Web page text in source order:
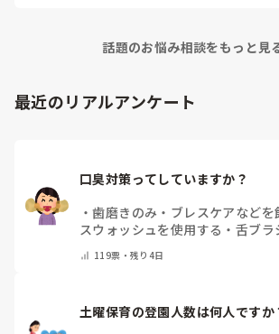
話題のお悩み相談をもっと見
最近のリアルアンケート
口臭対策ってしていますか？
・歯磨きのみ ・ ブレスケアなどを
スウォッシュを使用する ・ 舌ブラ
の他(コメントで教えて下さい)
119票・残り4日
土曜保育の登園人数は何人ですか